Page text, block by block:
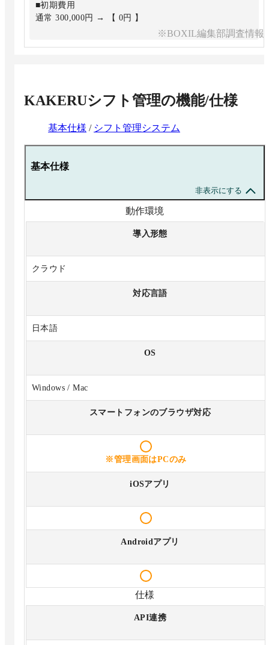
■初期費用
通常 300,000円 → 【 0円 】
【注意事項】
用となります。
※LINE公式アカウント自体の利用料（LINEヤフー株式
利用する場合は導入企業様側でのご契約が必要となりま
※BOXIL編集部調査情報
KAKERUシフト管理の機能/仕様
基本仕様 / シフト管理システム
基本仕様
非表示にする
動作環境
導入形態
クラウド
対応言語
日本語
OS
Windows / Mac
スマートフォンのブラウザ対応
※管理画面はPCのみ
iOSアプリ
Androidアプリ
仕様
API連携